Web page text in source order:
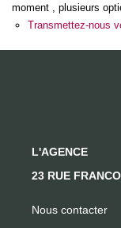
moment , plusieurs
Transmettez-nous
L'AGENCE
23 RUE
Nous contacter